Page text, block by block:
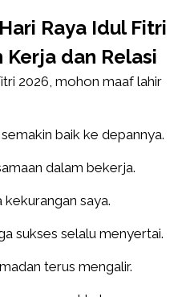
Raya Idul Fitri
Kerja dan Relasi
2026, mohon maaf lahir
baik ke depannya.
dalam bekerja.
saya.
sukses selalu menyertai.
terus mengalir.